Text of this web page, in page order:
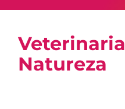
Veterinaria
Natureza